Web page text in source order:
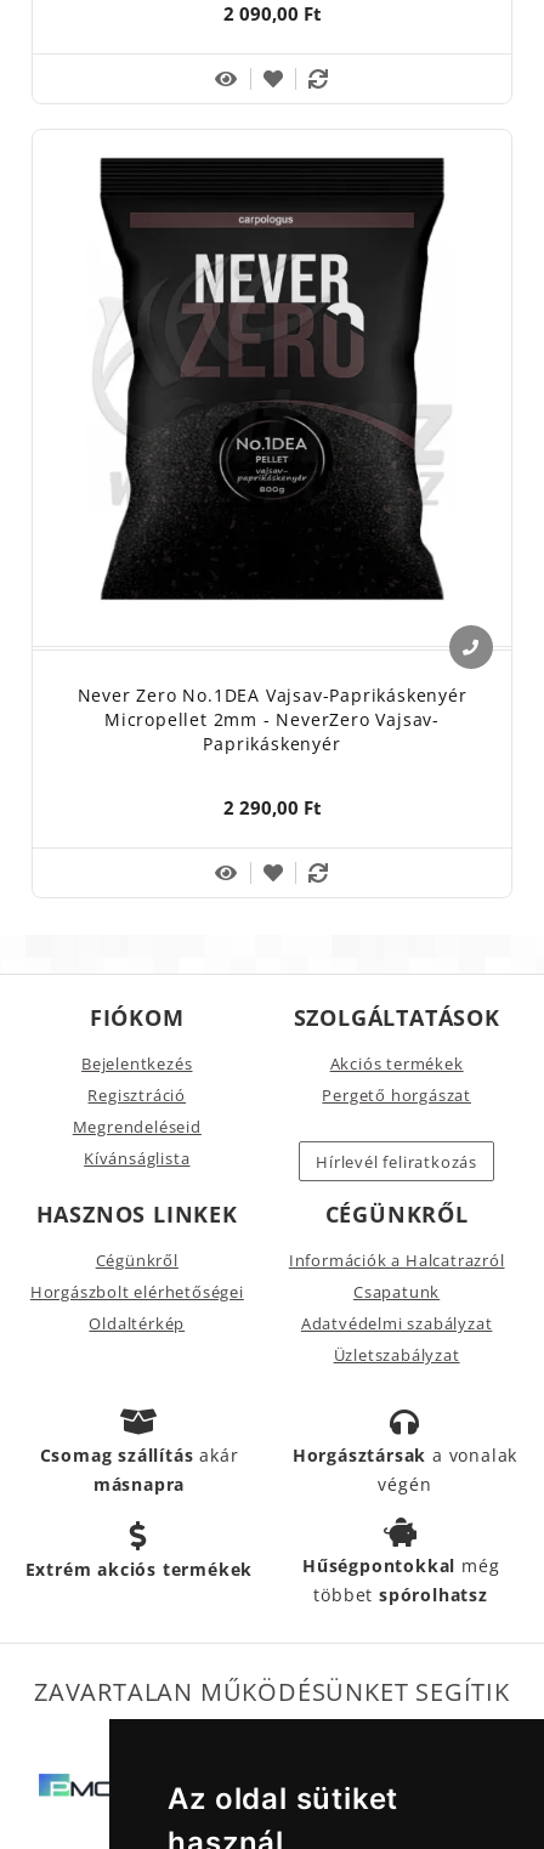
Az oldal sütiket
2 090,00 Ft
Never Zero No.1DEA Vajsav-Paprikáskenyér
Micropellet 2mm - NeverZero Vajsav-
Paprikáskenyér
2 290,00 Ft
FIÓKOM
Bejelentkezés
Regisztráció
Megrendeléseid
Kívánságlista
SZOLGÁLTATÁSOK
Akciós termékek
Pergető horgászat
Hírlevél feliratkozás
HASZNOS LINKEK
Cégünkről
Horgászbolt elérhetőségei
Oldaltérkép
CÉGÜNKRŐL
Információk a Halcatrazról
Csapatunk
Adatvédelmi szabályzat
Üzletszabályzat
Csomag szállításakár
másnapra
Horgásztársak a vonalak
végén
Extrém akciós termékek Hűségpontokkal még
többetspórolhatsz
ZAVARTALAN MŰKÖDÉSÜNKET SEGÍTIK